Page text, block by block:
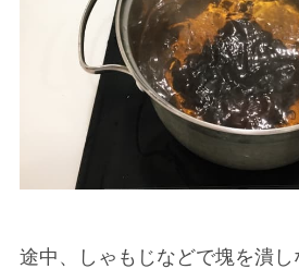
途中、しゃもじなどで塊を潰し